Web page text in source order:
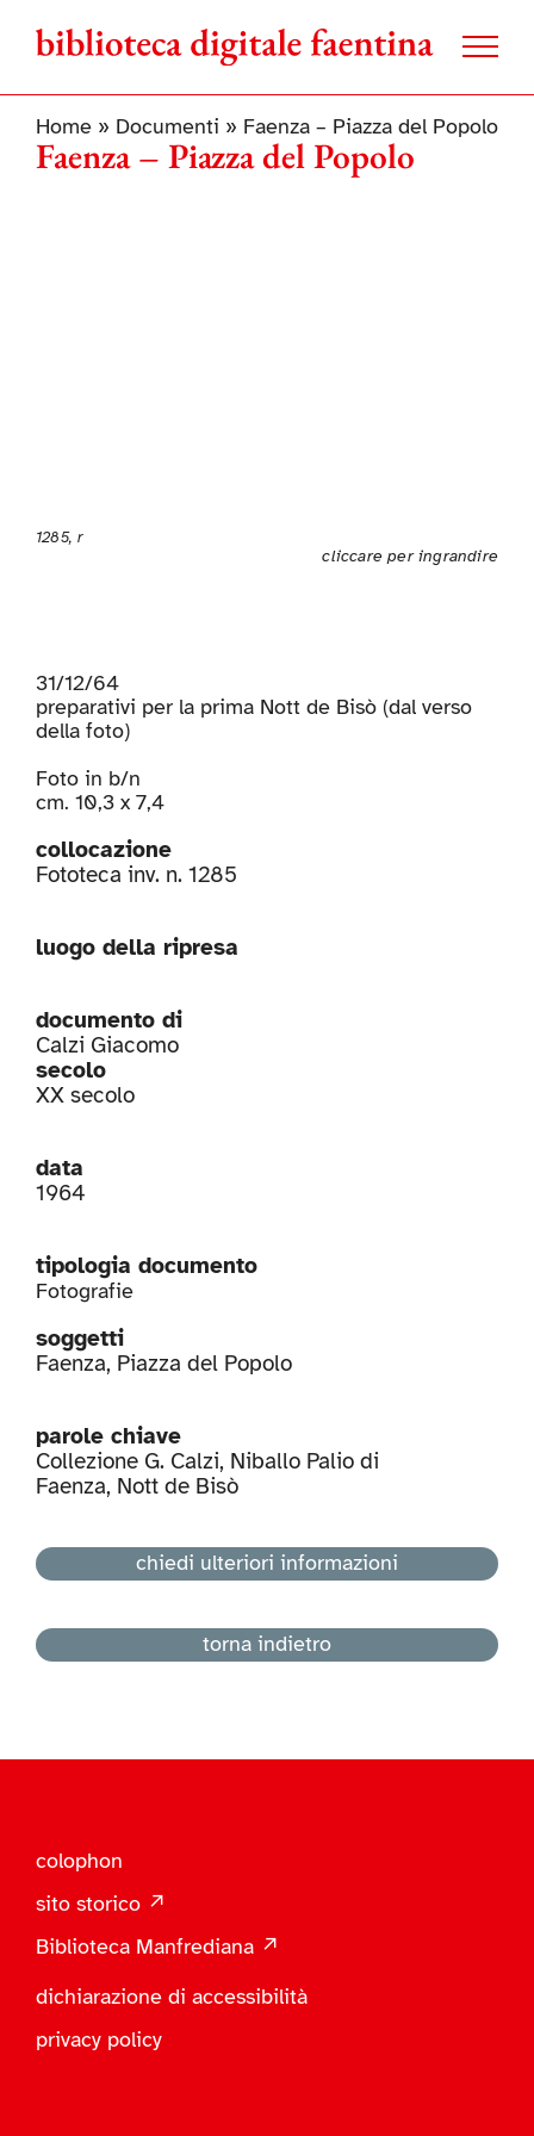
contenuto
Home» Documenti » Faenza – Piazza del Popolo
Faenza – Piazza del Popolo
1285, r
cliccare per ingrandire
31/12/64
preparativi per la prima Nott de Bisò (dal verso
della foto)
Foto in b/n
cm. 10,3 x 7,4
collocazione
Fototeca inv. n. 1285
luogo della ripresa
documento di
Calzi Giacomo
secolo
XX secolo
data
1964
tipologia documento
Fotografie
soggetti
Faenza, Piazza del Popolo
parole chiave
Collezione G. Calzi, Niballo Palio di
Faenza, Nott de Bisò
chiedi ulteriori informazioni
torna indietro
colophon
sito storico ↗
Biblioteca Manfrediana ↗
dichiarazione di accessibilità
privacy policy